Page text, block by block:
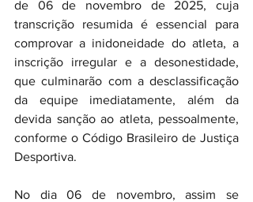
de 06 de novembro de 2025, cuja
transcrição resumida é essencial para
comprovar a inidoneidade do atleta, a
inscrição irregular e a desonestidade,
que culminarão com a desclassificação
da equipe imediatamente, além da
devida sanção ao atleta, pessoalmente,
conforme o Código Brasileiro de Justiça
Desportiva.
No dia 06 de novembro, assim se